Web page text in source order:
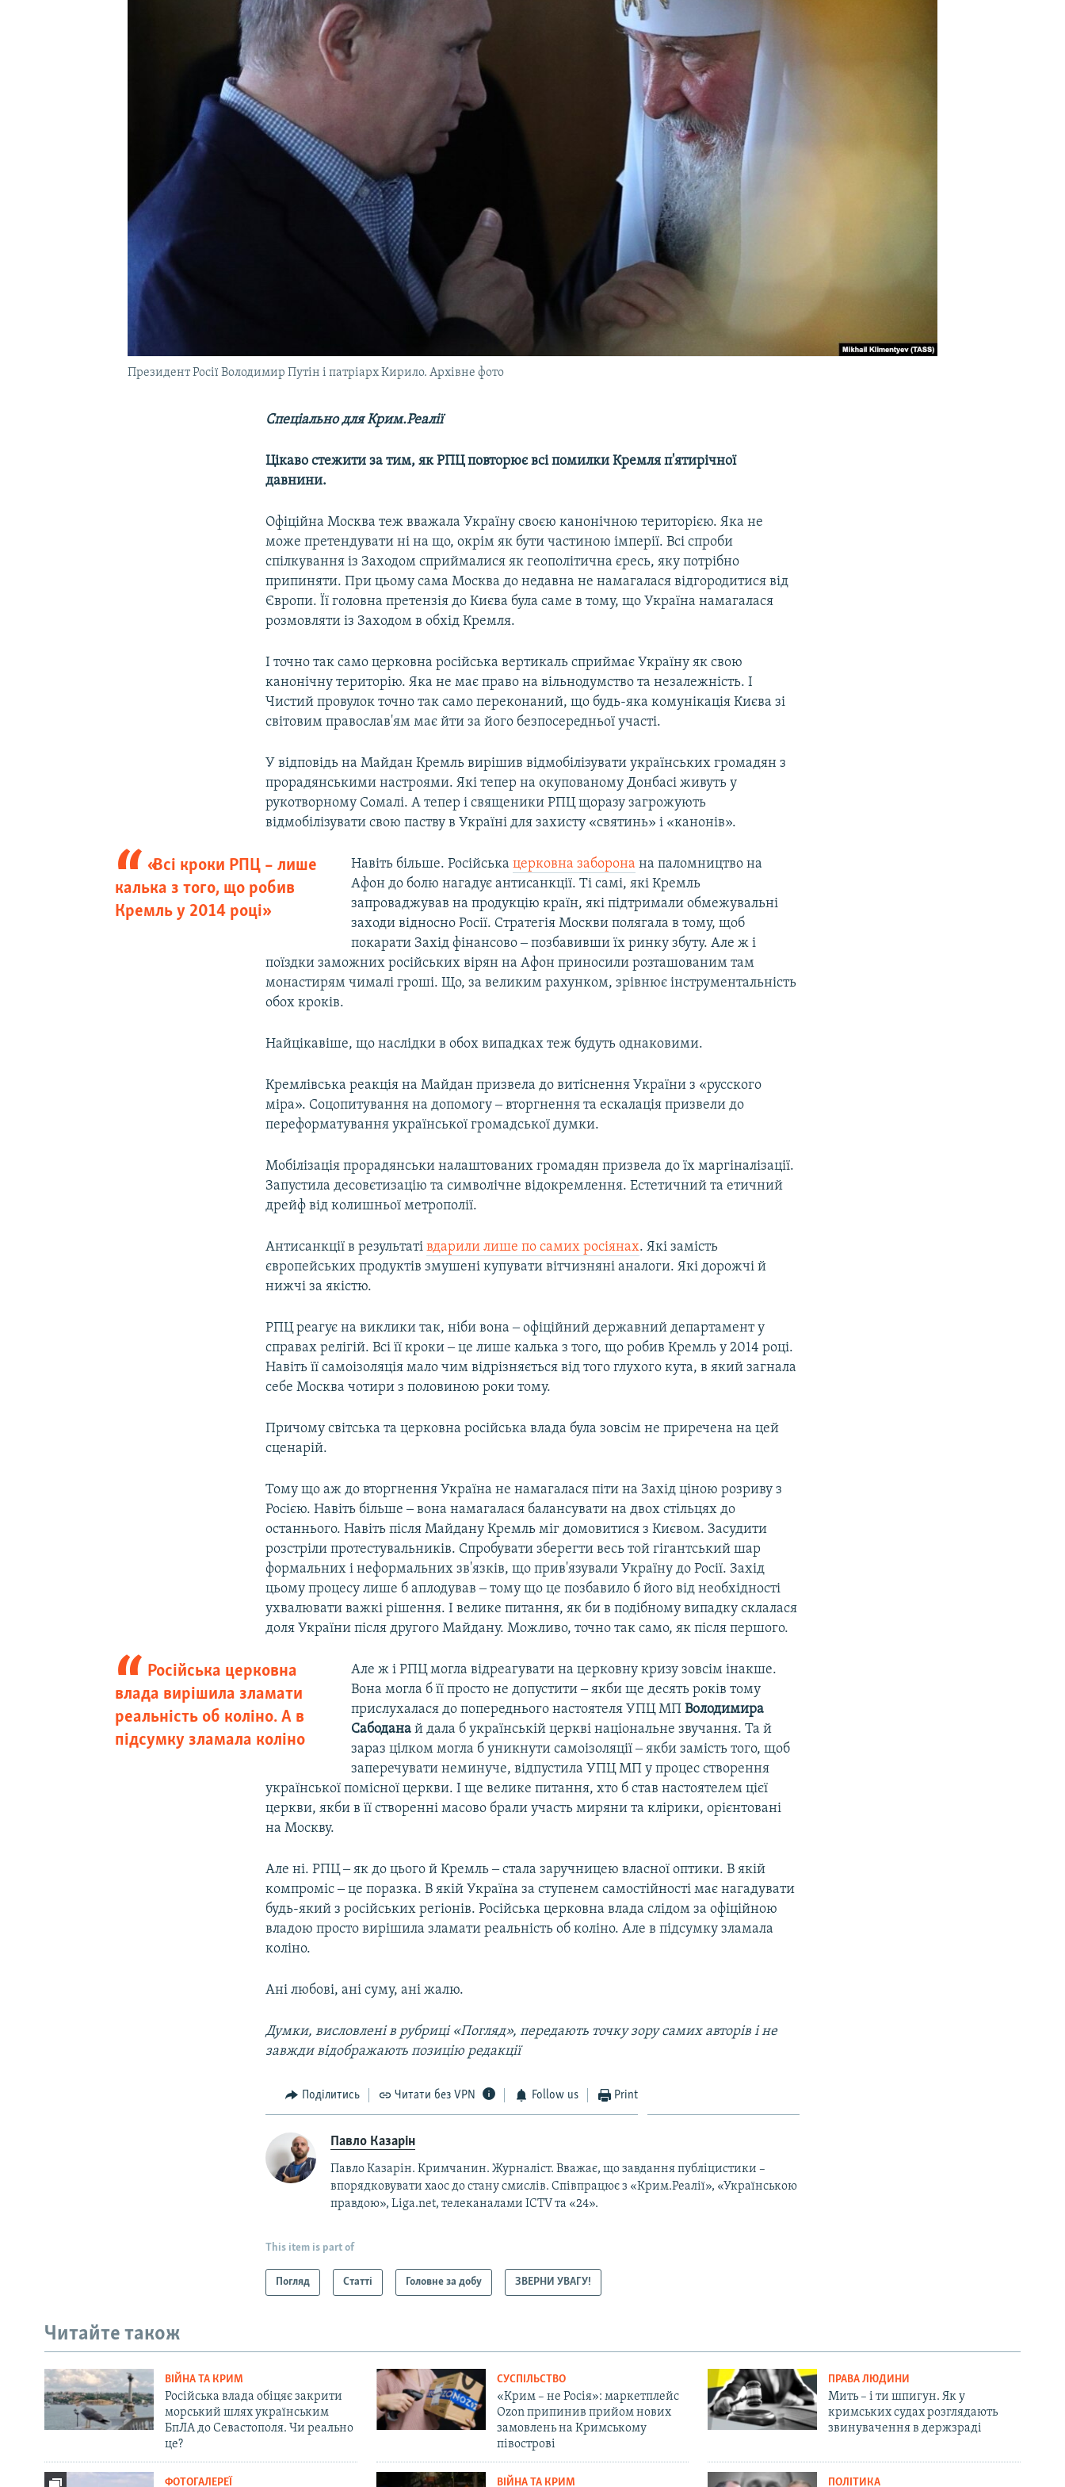
Президент Росії Володимир Путін і патріарх Кирило. Архівне фото
Спеціально для Крим.Реалії
Цікаво стежити за тим, як РПЦ повторює всі помилки Кремля п'ятирічної
давнини.
Офіційна Москва теж вважала Україну своєю канонічною територією. Яка не
може претендувати ні на що, окрім як бути частиною імперії. Всі спроби
спілкування із Заходом сприймалися як геополітична єресь, яку потрібно
припиняти. При цьому сама Москва до недавна не намагалася відгородитися від
Європи. Її головна претензія до Києва була саме в тому, що Україна намагалася
розмовляти із Заходом в обхід Кремля.
І точно так само церковна російська вертикаль сприймає Україну як свою
канонічну територію. Яка не має право на вільнодумство та незалежність. І
Чистий провулок точно так само переконаний, що будь-яка комунікація Києва зі
світовим православ'ям має йти за його безпосередньої участі.
У відповідь на Майдан Кремль вирішив відмобілізувати українських громадян з
прорадянськими настроями. Які тепер на окупованому Донбасі живуть у
рукотворному Сомалі. А тепер і священики РПЦ щоразу загрожують
відмобілізувати свою паству в Україні для захисту «святинь» і «канонів».
«Всі кроки РПЦ – лише
калька з того, що робив
Кремль у 2014 році»
Навіть більше. Російська церковна заборона на паломництво на
Афон до болю нагадує антисанкції. Ті самі, які Кремль
запроваджував на продукцію країн, які підтримали обмежувальні
заходи відносно Росії. Стратегія Москви полягала в тому, щоб
покарати Захід фінансово ‒ позбавивши їх ринку збуту. Але ж і
поїздки заможних російських вірян на Афон приносили розташованим там
монастирям чималі гроші. Що, за великим рахунком, зрівнює інструментальність
обох кроків.
Найцікавіше, що наслідки в обох випадках теж будуть однаковими.
Кремлівська реакція на Майдан призвела до витіснення України з «русского
міра». Соцопитування на допомогу ‒ вторгнення та ескалація призвели до
переформатування української громадської думки.
Мобілізація прорадянськи налаштованих громадян призвела до їх маргіналізації.
Запустила десовєтизацію та символічне відокремлення. Естетичний та етичний
дрейф від колишньої метрополії.
Антисанкції в результатівдарили лише по самих росіянах. Які замість
європейських продуктів змушені купувати вітчизняні аналоги. Які дорожчі й
нижчі за якістю.
РПЦ реагує на виклики так, ніби вона ‒ офіційний державний департамент у
справах релігій. Всі її кроки ‒ це лише калька з того, що робив Кремль у 2014 році.
Навіть її самоізоляція мало чим відрізняється від того глухого кута, в який загнала
себе Москва чотири з половиною роки тому.
Причому світська та церковна російська влада була зовсім не приречена на цей
сценарій.
Тому що аж до вторгнення Україна не намагалася піти на Захід ціною розриву з
Росією. Навіть більше ‒ вона намагалася балансувати на двох стільцях до
останнього. Навіть після Майдану Кремль міг домовитися з Києвом. Засудити
розстріли протестувальників. Спробувати зберегти весь той гігантський шар
формальних і неформальних зв'язків, що прив'язували Україну до Росії. Захід
цьому процесу лише б аплодував ‒ тому що це позбавило б його від необхідності
ухвалювати важкі рішення. І велике питання, як би в подібному випадку склалася
доля України після другого Майдану. Можливо, точно так само, як після першого.
Російська церковна
влада вирішила зламати
реальність об коліно. А в
підсумку зламала коліно
Але ж і РПЦ могла відреагувати на церковну кризу зовсім інакше.
Вона могла б її просто не допустити ‒ якби ще десять років тому
прислухалася до попереднього настоятеля УПЦ МП Володимира
Сабоданай дала б українській церкві національне звучання. Та й
зараз цілком могла б уникнути самоізоляції ‒ якби замість того, щоб
заперечувати неминуче, відпустила УПЦ МП у процес створення
української помісної церкви. І ще велике питання, хто б став настоятелем цієї
церкви, якби в її створенні масово брали участь миряни та клірики, орієнтовані
на Москву.
Але ні. РПЦ ‒ як до цього й Кремль ‒ стала заручницею власної оптики. В якій
компроміс ‒ це поразка. В якій Україна за ступенем самостійності має нагадувати
будь-який з російських регіонів. Російська церковна влада слідом за офіційною
владою просто вирішила зламати реальність об коліно. Але в підсумку зламала
коліно.
Ані любові, ані суму, ані жалю.
Думки, висловлені в рубриці «Погляд», передають точку зору самих авторів і не
завжди відображають позицію редакції
Поділитись Читати без VPN Follow us Print
Павло Казарін
Павло Казарін. Кримчанин. Журналіст. Вважає, що завдання публіцистики –
впорядковувати хаос до стану смислів. Співпрацює з «Крим.Реалії», «Українською
правдою», Liga.net, телеканалами ICTV та «24».
This item is part of
Погляд Статті Головне за добу ЗВЕРНИ УВАГУ!
Читайте також
ВІЙНА ТА КРИМ
Російська влада обіцяє закрити
морський шлях українським
БпЛА до Севастополя. Чи реально
це?
СУСПІЛЬСТВО
«Крим – не Росія»: маркетплейс
Ozon припинив прийом нових
замовлень на Кримському
півострові
ПРАВА ЛЮДИНИ
Мить – і ти шпигун. Як у
кримських судах розглядають
звинувачення в держзраді
ФОТОГАЛЕРЕЇ ВІЙНА ТА КРИМ ПОЛІТИКА